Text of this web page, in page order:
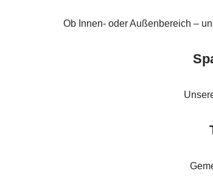
Ob Innen- oder Außenbereich –